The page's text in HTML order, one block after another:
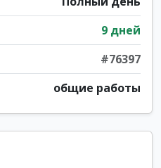
9 дней
#76397
общие работы